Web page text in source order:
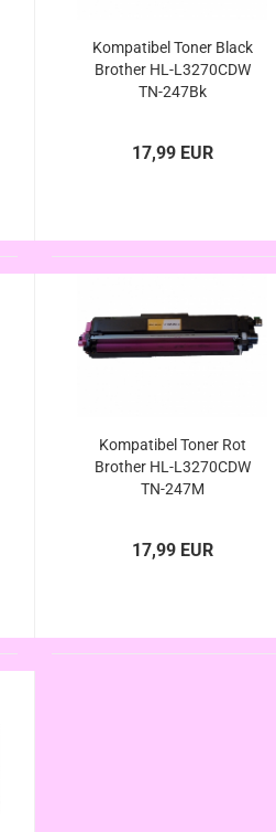
Kompatibel Toner Black
Brother HL-L3270CDW
TN-247Bk
17,99 EUR
Kompatibel Toner Rot
Brother HL-L3270CDW
TN-247M
17,99 EUR